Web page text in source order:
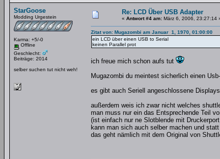
StarGoose
Modding Urgestein
Karma: +5/-0
Offline
Geschlecht:
Beiträge: 2014
selber suchen tut nicht weh!
Re: LCD Über USB Adapter
« Antwort #4 am: März 6, 2006, 23:27:14
Zitat von: Mugazombi am Januar 1, 1970, 01:00:00
ein LCD über einen USB to Serial
keinen Parallel prot
ich freue mich schon aufs tut
Mugazombi du meintest sicherlich einen
es gibt auch Seriell angeschlossene
außerdem weis ich zwar nicht welches
man muss nur ein das Entsprechende Teil
(ist einfach nur ne Slotblende mit
kann man sich auch selber machen und
das geht nämlich mit dem Original von